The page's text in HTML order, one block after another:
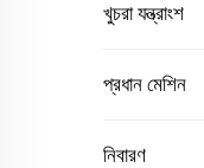
খুচরা যন্ত্রাংশ
প্রধান মেশিন
নিবারণ